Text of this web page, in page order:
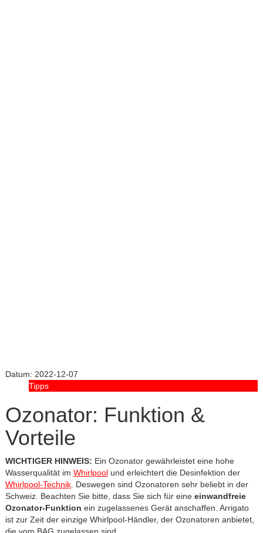
Datum: 2022-12-07
Tipps
Ozonator: Funktion &
Vorteile
WICHTIGER HINWEIS: Ein Ozonator gewährleistet eine hohe
Wasserqualität im Whirlpoolund erleichtert die Desinfektion der
Whirlpool-Technik. Deswegen sind Ozonatoren sehr beliebt in der
Schweiz. Beachten Sie bitte, dass Sie sich für eine einwandfreie
Ozonator-Funktion ein zugelassenes Gerät anschaffen. Arrigato
ist zur Zeit der einzige Whirlpool-Händler, der Ozonatoren anbietet,